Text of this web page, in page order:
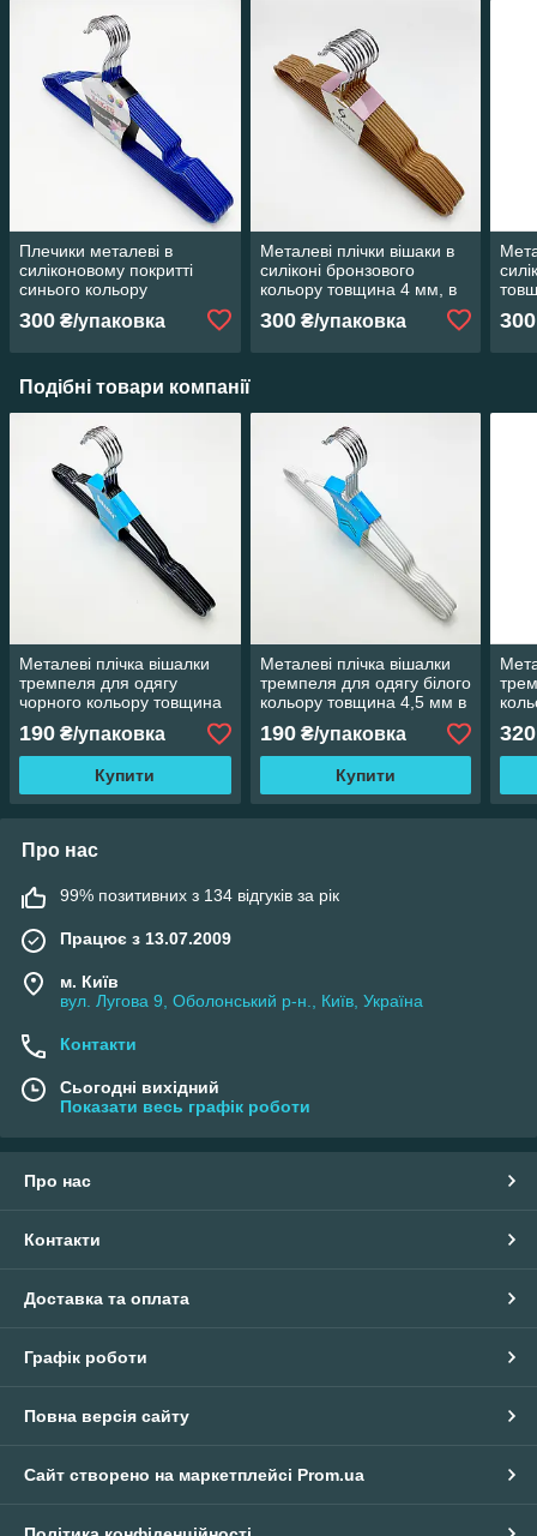
Плечики металеві в
силіконовому покритті
синього кольору
завтовшки 3.4 мм, 10 штук
300 ₴/упаковка
Металеві плічки вішаки в
силіконі бронзового
кольору товщина 4 мм, в
300₴/упаковка 300
Подібні товари компанії
Металеві плічка вішалки
тремпеля для одягу
чорного кольору товщина
4,5 мм в упаковці 5 штук
190 ₴/упаковка
Купити
Металеві плічка вішалки
тремпеля для одягу білого
кольору товщина 4,5 мм в
упаковці 5 штук
190₴/упаковка
Купити
320
Про нас
99% позитивних з 134 відгуків за рік
Працює з 13.07.2009
м. Київ
вул. Лугова 9, Оболонський р-н., Київ, Україна
Контакти
Сьогодні вихідний
Показати весь графік роботи
Про нас
Контакти
Доставка та оплата
Графік роботи
Повна версія сайту
Сайт створено на маркетплейсі Prom.ua